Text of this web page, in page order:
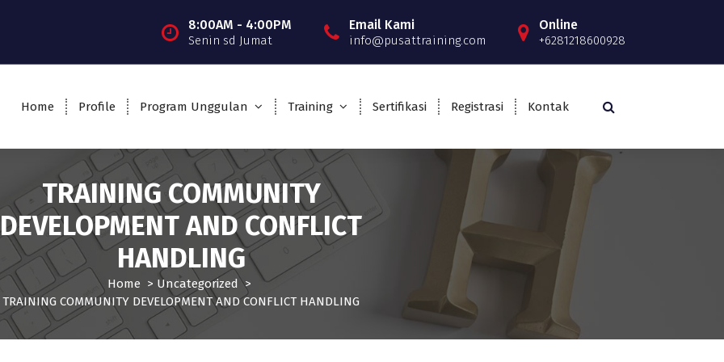
8:00AM - 4:00PM
Senin sd Jumat
Email Kami
info@pusattraining.com
Online
+6281218600928
Home Profile Program Unggulan Training Sertifikasi Registrasi Kontak
TRAINING COMMUNITY
DEVELOPMENT AND CONFLICT
HANDLING
Home > Uncategorized>
TRAINING COMMUNITY DEVELOPMENT AND CONFLICT HANDLING